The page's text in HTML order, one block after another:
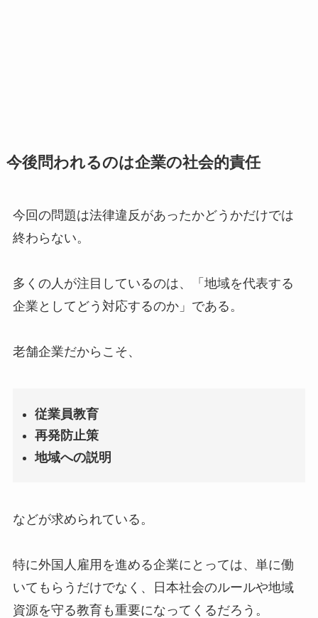
今後問われるのは企業の社会的責任
今回の問題は法律違反があったかどうかだけでは
終わらない。
多くの人が注目しているのは、「地域を代表する
企業としてどう対応するのか」である。
老舗企業だからこそ、
従業員教育
再発防止策
地域への説明
などが求められている。
特に外国人雇用を進める企業にとっては、単に働
いてもらうだけでなく、日本社会のルールや地域
資源を守る教育も重要になってくるだろう。